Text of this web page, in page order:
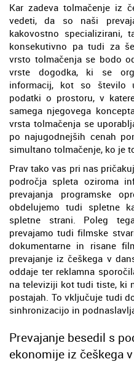
Kar zadeva tolmačenje iz
vedeti, da so naši
kakovostno
konsekutivno pa tudi za
vrsto tolmačenja se bodo
vrste dogodka, ki se
informacij, kot so število
podatki o prostoru, v
samega njegovega
vrsta tolmačenja se
po najugodnejših cenah
simultano tolmačenje, ko je
Prav tako vas pri nas
področja spleta oziroma
prevajanja programske
obdelujemo tudi spletne
spletne strani. Poleg
prevajamo tudi filmske
dokumentarne in risane
prevajanje iz češkega v
oddaje ter reklamna
na televiziji kot tudi tiste, ki
postajah. To vključuje tudi
sinhronizacijo in
Prevajanje besedil s
ekonomije iz češkega